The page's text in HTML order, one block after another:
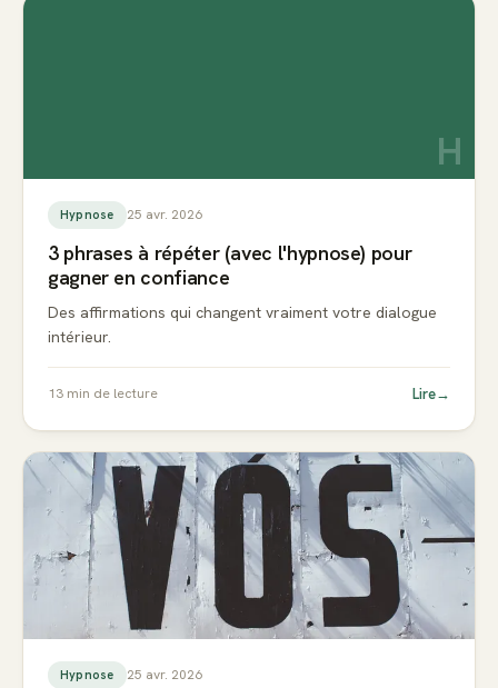
H
Hypnose 25 avr. 2026
3 phrases à répéter (avec l'hypnose) pour
gagner en confiance
Des affirmations qui changent vraiment votre dialogue
intérieur.
13 min de lecture Lire→
Hypnose 25 avr. 2026